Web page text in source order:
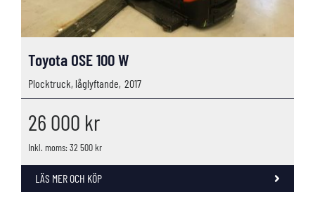
Toyota OSE 100 W
Plocktruck, låglyftande, 2017
26 000 kr
Inkl. moms: 32 500 kr
LÄS MER OCH KÖP